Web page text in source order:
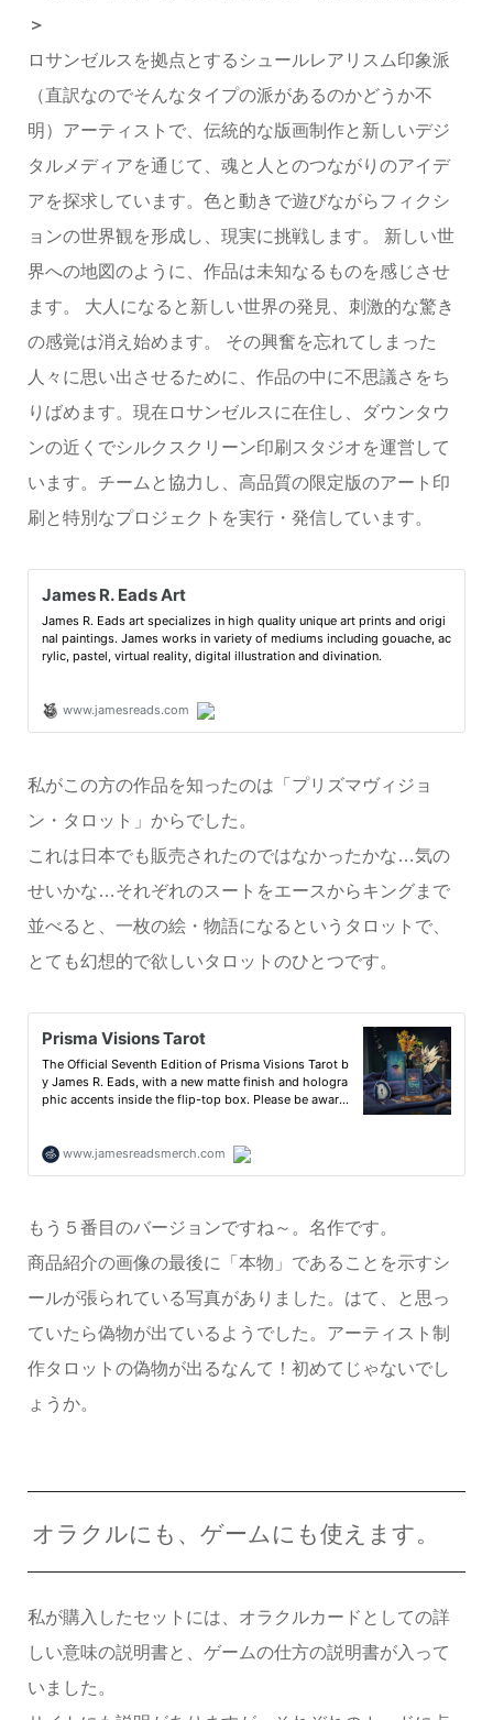
＞
ロサンゼルスを拠点とするシュールレアリスム印象派
（直訳なのでそんなタイプの派があるのかどうか不
明）アーティストで、伝統的な版画制作と新しいデジ
タルメディアを通じて、魂と人とのつながりのアイデ
アを探求しています。色と動きで遊びながらフィクシ
ョンの世界観を形成し、現実に挑戦します。 新しい世
界への地図のように、作品は未知なるものを感じさせ
ます。 大人になると新しい世界の発見、刺激的な驚き
の感覚は消え始めます。 その興奮を忘れてしまった
人々に思い出させるために、作品の中に不思議さをち
りばめます。現在ロサンゼルスに在住し、ダウンタウ
ンの近くでシルクスクリーン印刷スタジオを運営して
います。チームと協力し、高品質の限定版のアート印
刷と特別なプロジェクトを実行・発信しています。
私がこの方の作品を知ったのは「プリズマヴィジョ
ン・タロット」からでした。
これは日本でも販売されたのではなかったかな…気の
せいかな…それぞれのスートをエースからキングまで
並べると、一枚の絵・物語になるというタロットで、
とても幻想的で欲しいタロットのひとつです。
もう５番目のバージョンですね～。名作です。
商品紹介の画像の最後に「本物」であることを示すシ
ールが張られている写真がありました。はて、と思っ
ていたら偽物が出ているようでした。アーティスト制
作タロットの偽物が出るなんて！初めてじゃないでし
ょうか。
オラクルにも、ゲームにも使えます。
私が購入したセットには、オラクルカードとしての詳
しい意味の説明書と、ゲームの仕方の説明書が入って
いました。